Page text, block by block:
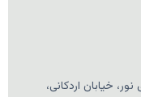
خیابان اردکانی،